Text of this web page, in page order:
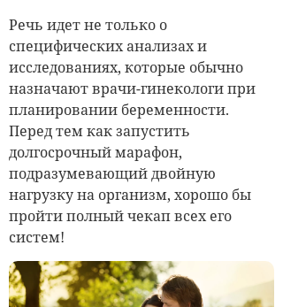
Речь идет не только о
специфических анализах и
исследованиях, которые обычно
назначают врачи-гинекологи при
планировании беременности.
Перед тем как запустить
долгосрочный марафон,
подразумевающий двойную
нагрузку на организм, хорошо бы
пройти полный чекап всех его
систем!